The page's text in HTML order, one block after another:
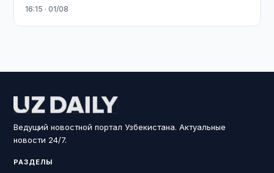
16:15 · 01/08
Ведущий новостной портал Узбекистана. Актуальные
новости 24/7.
РАЗДЕЛЫ